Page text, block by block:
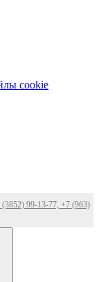
cookie
99-13-77, +7 (963)